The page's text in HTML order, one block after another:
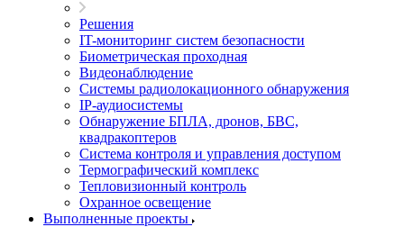
Решения
IT-мониторинг систем безопасности
Биометрическая проходная
Видеонаблюдение
Системы радиолокационного обнаружения
IP-аудиосистемы
Обнаружение БПЛА, дронов, БВС,
квадракоптеров
Система контроля и управления доступом
Термографический комплекс
Тепловизионный контроль
Охранное освещение
Выполненные проекты